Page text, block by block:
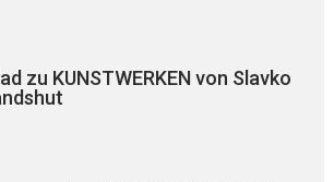
zu KUNSTWERKEN von Slavko